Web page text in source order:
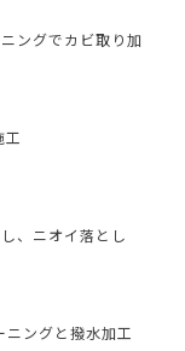
ングでカビ取り加
工
、ニオイ落とし
ニングと撥水加工